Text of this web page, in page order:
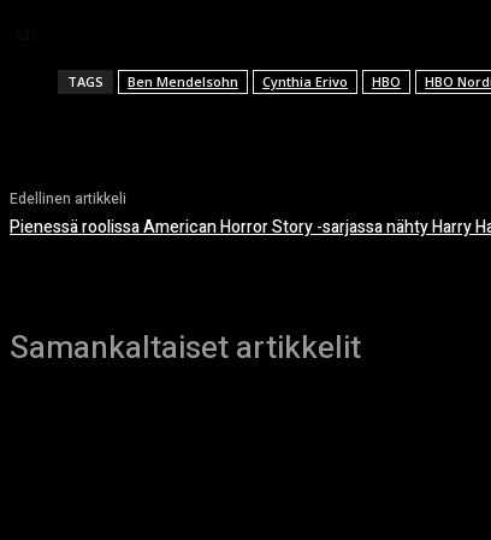
TAGS Ben Mendelsohn Cynthia Erivo HBO HBO
Edellinen artikkeli
Pienessä roolissa American Horror Story -sarjassa nähty Harry
Samankaltaiset artikkelit